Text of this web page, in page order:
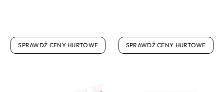
SPRAWDŹ CENY HURTOWE SPRAWDŹ CENY HURTOWE